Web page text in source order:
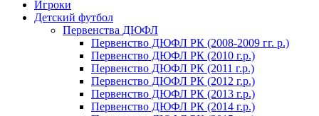
Игроки
Детский футбол
Первенства ДЮФЛ
Первенство ДЮФЛ РК (2008-2009 гг. р.)
Первенство ДЮФЛ РК (2010 г.р.)
Первенство ДЮФЛ РК (2011 г.р.)
Первенство ДЮФЛ РК (2012 г.р.)
Первенство ДЮФЛ РК (2013 г.р.)
Первенство ДЮФЛ РК (2014 г.р.)